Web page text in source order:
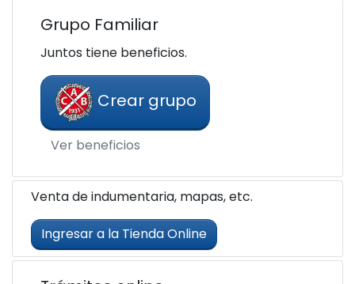
Grupo Familiar
Juntos tiene beneficios.
Crear grupo
Ver beneficios
Venta de indumentaria, mapas, etc.
Ingresar a la Tienda Online